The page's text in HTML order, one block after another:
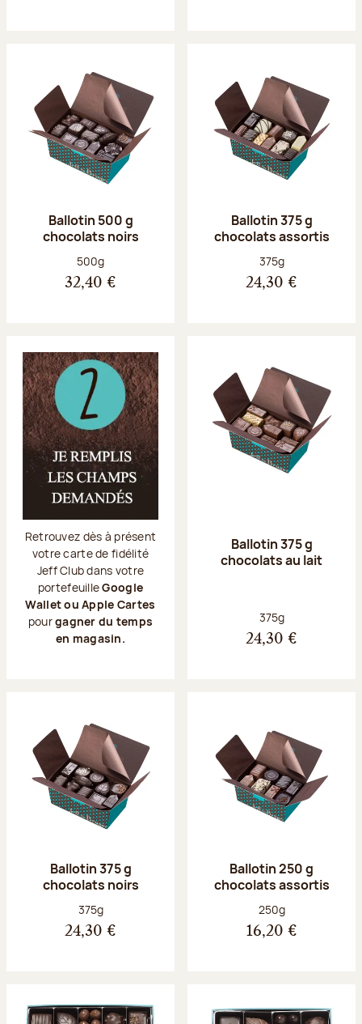
Ballotin 500 g
chocolats noirs
Poids net :
500g
32,40 €
Ballotin 375 g
chocolats assortis
Poids net :
375g
24,30 €
Retrouvez dès à présent
votre carte de fidélité
Jeff Club dans votre
portefeuilleGoogle
Wallet ou Apple Cartes
pourgagner du temps
en magasin.
Ballotin 375 g
chocolats au lait
Poids net :
375g
24,30 €
Ballotin 375 g
chocolats noirs
Poids net :
375g
24,30 €
Ballotin 250 g
chocolats assortis
Poids net :
250g
16,20 €